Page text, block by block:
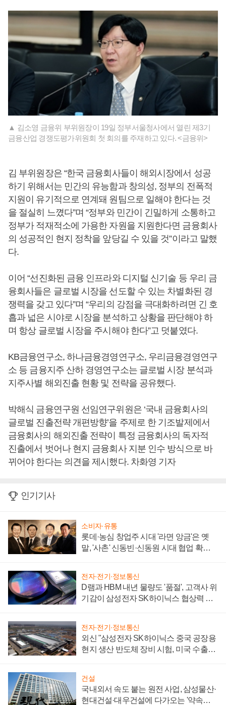
▲ 김소영 금융위 부위원장이 19일 정부서울청사에서 열린 제3기
금융산업 경쟁도평가위원회 첫 회의를 주재하고 있다. <금융위>
김 부위원장은 “한국 금융회사들이 해외시장에서 성공
하기 위해서는 민간의 유능함과 창의성, 정부의 전폭적
지원이 유기적으로 연계돼 원팀으로 일해야 한다는 것
을 절실히 느꼈다”며 “정부와 민간이 긴밀하게 소통하고
정부가 적재적소에 가용한 자원을 지원한다면 금융회사
의 성공적인 현지 정착을 앞당길 수 있을 것”이라고 말했
다.
이어 “선진화된 금융 인프라와 디지털 신기술 등 우리 금
융회사들은 글로벌 시장을 선도할 수 있는 차별화된 경
쟁력을 갖고 있다”며 “우리의 강점을 극대화하려면 긴 호
흡과 넓은 시야로 시장을 분석하고 상황을 판단해야 하
며 항상 글로벌 시장을 주시해야 한다”고 덧붙였다.
KB금융연구소, 하나금융경영연구소, 우리금융경영연구
소 등 금융지주 산하 경영연구소는 글로벌 시장 분석과
지주사별 해외진출 현황 및 전략을 공유했다.
박해식 금융연구원 선임연구위원은 ‘국내 금융회사의
글로벌 진출전략 개편방향’을 주제로 한 기조발제에서
금융회사의 해외진출 전략이 특정 금융회사의 독자적
진출에서 벗어나 현지 금융회사 지분 인수 방식으로 바
뀌어야 한다는 의견을 제시했다. 차화영 기자
인기기사
소비자·유통
롯데·농심 창업주 시대 '라면 앙금'은 옛
말, '사촌' 신동빈·신동원 시대 협업 확대
전자·전기·정보통신
D램과 HBM 내년 물량도 '품절', 고객사 위
기감이 삼성전자 SK하이닉스 협상력 더
전자·전기·정보통신
외신 "삼성전자 SK하이닉스 중국 공장용
현지 생산 반도체 장비 시험, 미국 수출통
건설
국내외서 속도 붙는 원전 사업, 삼성물산·
현대건설·대우건설에 다가오는 '약속의